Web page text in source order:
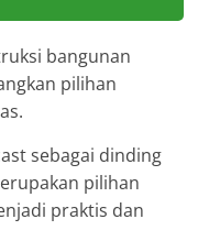
bangunan
pilihan
sebagai dinding
pilihan
praktis dan